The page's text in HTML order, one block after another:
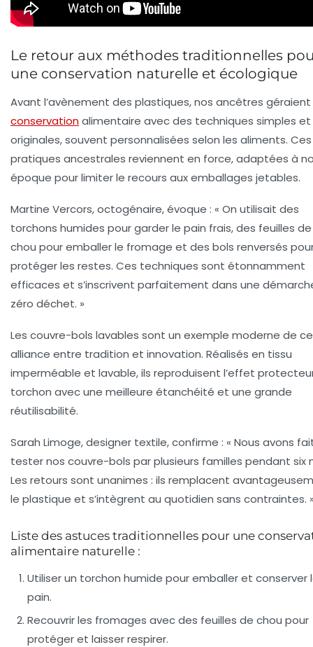
Le retour aux méthodes traditionnelles
une conservation naturelle et écologique
Avant l’avènement des plastiques, nos ancêtres géraient
conservationalimentaire avec des techniques simples et
originales, souvent personnalisées selon les aliments. Ces
pratiques ancestrales reviennent en force, adaptées à
époque pour limiter le recours aux emballages jetables.
Martine Vercors, octogénaire, évoque : « On utilisait des
torchons humides pour garder le pain frais, des feuilles de
chou pour emballer le fromage et des bols renversés
protéger les restes. Ces techniques sont étonnamment
efficaces et s’inscrivent parfaitement dans une
zéro déchet. »
Les couvre-bols lavables sont un exemple moderne de
alliance entre tradition et innovation. Réalisés en tissu
imperméable et lavable, ils reproduisent l’effet
torchon avec une meilleure étanchéité et une grande
réutilisabilité.
Sarah Limoge, designer textile, confirme : « Nous avons
tester nos couvre-bols par plusieurs familles pendant six
Les retours sont unanimes : ils remplacent
le plastique et s’intègrent au quotidien sans contraintes.
Liste des astuces traditionnelles pour une
alimentaire naturelle :
Utiliser un torchon humide pour emballer et conserver
pain.
Recouvrir les fromages avec des feuilles de chou pour
protéger et laisser respirer.